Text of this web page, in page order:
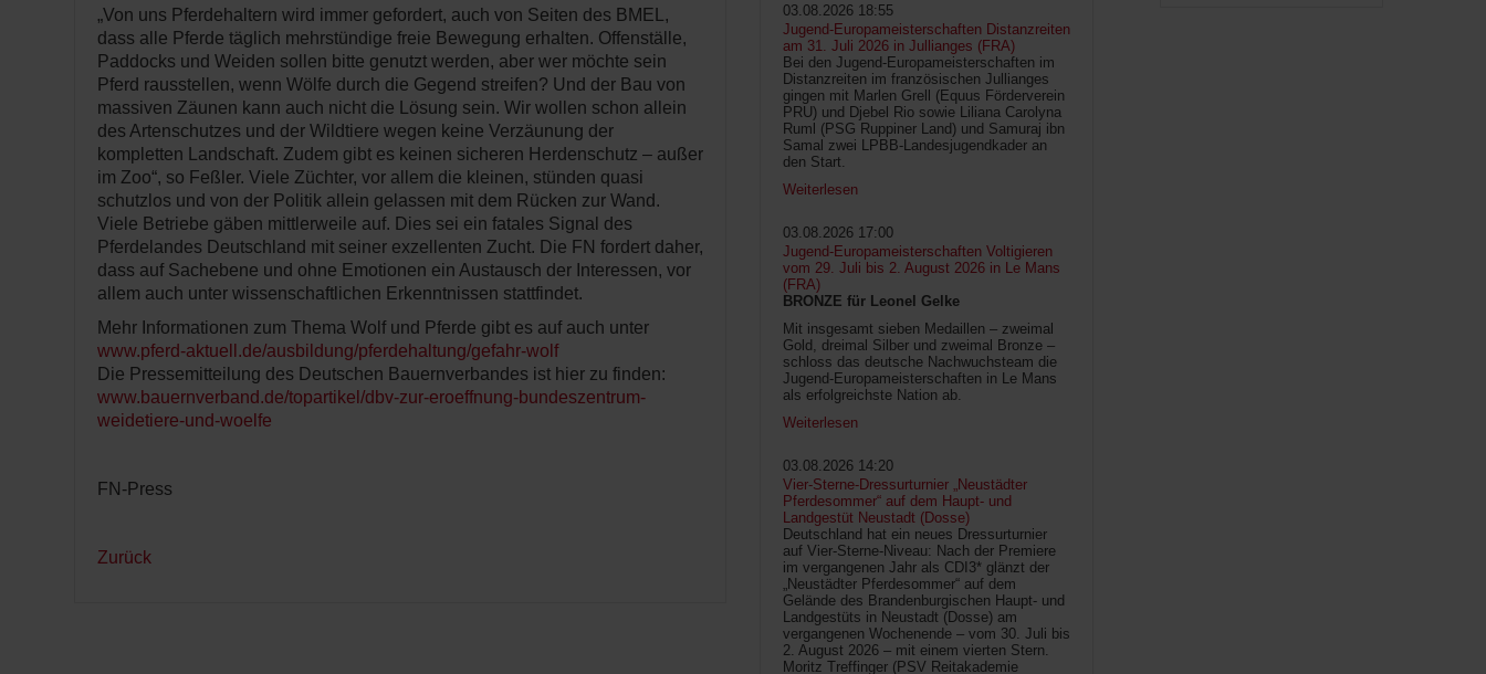
„Von uns Pferdehaltern wird immer gefordert, auch von Seiten des BMEL,
dass alle Pferde täglich mehrstündige freie Bewegung erhalten. Offenställe,
Paddocks und Weiden sollen bitte genutzt werden, aber wer möchte sein
Pferd rausstellen, wenn Wölfe durch die Gegend streifen? Und der Bau von
massiven Zäunen kann auch nicht die Lösung sein. Wir wollen schon allein
des Artenschutzes und der Wildtiere wegen keine Verzäunung der
kompletten Landschaft. Zudem gibt es keinen sicheren Herdenschutz – außer
im Zoo“, so Feßler. Viele Züchter, vor allem die kleinen, stünden quasi
schutzlos und von der Politik allein gelassen mit dem Rücken zur Wand.
Viele Betriebe gäben mittlerweile auf. Dies sei ein fatales Signal des
Pferdelandes Deutschland mit seiner exzellenten Zucht. Die FN fordert daher,
dass auf Sachebene und ohne Emotionen ein Austausch der Interessen, vor
allem auch unter wissenschaftlichen Erkenntnissen stattfindet.
Mehr Informationen zum Thema Wolf und Pferde gibt es auf auch unter
www.pferd-aktuell.de/ausbildung/pferdehaltung/gefahr-wolf
Die Pressemitteilung des Deutschen Bauernverbandes ist hier zu finden:
www.bauernverband.de/topartikel/dbv-zur-eroeffnung-bundeszentrum-
weidetiere-und-woelfe
FN-Press
Zurück
03.08.2026 18:55
Jugend-Europameisterschaften Distanzreiten
am 31. Juli 2026 in Jullianges (FRA)
Bei den Jugend-Europameisterschaften im
Distanzreiten im französischen Jullianges
gingen mit Marlen Grell (Equus Förderverein
PRU) und Djebel Rio sowie Liliana Carolyna
Ruml (PSG Ruppiner Land) und Samuraj ibn
Samal zwei LPBB-Landesjugendkader an
den Start.
Weiterlesen
03.08.2026 17:00
Jugend-Europameisterschaften Voltigieren
vom 29. Juli bis 2. August 2026 in Le Mans
(FRA)
BRONZE für Leonel Gelke
Mit insgesamt sieben Medaillen – zweimal
Gold, dreimal Silber und zweimal Bronze –
schloss das deutsche Nachwuchsteam die
Jugend-Europameisterschaften in Le Mans
als erfolgreichste Nation ab.
Weiterlesen
03.08.2026 14:20
Vier-Sterne-Dressurturnier „Neustädter
Pferdesommer“ auf dem Haupt- und
Landgestüt Neustadt (Dosse)
Deutschland hat ein neues Dressurturnier
auf Vier-Sterne-Niveau: Nach der Premiere
im vergangenen Jahr als CDI3* glänzt der
„Neustädter Pferdesommer“ auf dem
Gelände des Brandenburgischen Haupt- und
Landgestüts in Neustadt (Dosse) am
vergangenen Wochenende – vom 30. Juli bis
2. August 2026 – mit einem vierten Stern.
Moritz Treffinger (PSV Reitakademie